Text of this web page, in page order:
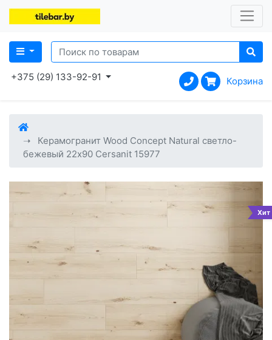
+375 (29) 133-92-91 Корзина
Керамогранит Wood Concept Natural светло-
бежевый 22x90 Cersanit 15977
Хит